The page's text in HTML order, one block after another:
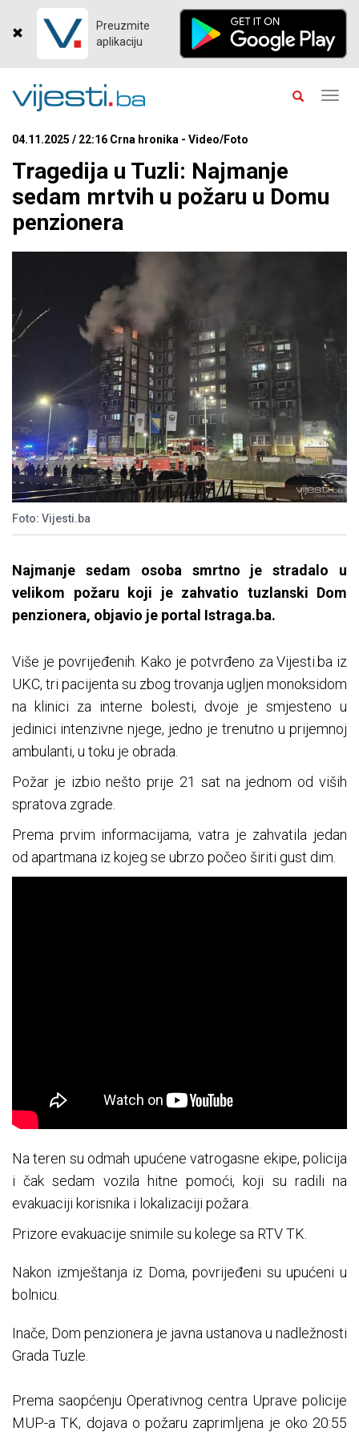
Preuzmite
aplikaciju
04.11.2025 / 22:16 Crna hronika - Video/Foto
Tragedija u Tuzli: Najmanje
sedam mrtvih u požaru u Domu
penzionera
Foto: Vijesti.ba
Najmanje sedam osoba smrtno je stradalo u
velikom požaru koji je zahvatio tuzlanski Dom
penzionera, objavio je portal Istraga.ba.
Više je povrijeđenih. Kako je potvrđeno za Vijesti.ba iz
UKC, tri pacijenta su zbog trovanja ugljen monoksidom
na klinici za interne bolesti, dvoje je smjesteno u
jedinici intenzivne njege, jedno je trenutno u prijemnoj
ambulanti, u toku je obrada.
Požar je izbio nešto prije 21 sat na jednom od viših
spratova zgrade.
Prema prvim informacijama, vatra je zahvatila jedan
od apartmana iz kojeg se ubrzo počeo širiti gust dim.
Na teren su odmah upućene vatrogasne ekipe, policija
i čak sedam vozila hitne pomoći, koji su radili na
evakuaciji korisnika i lokalizaciji požara.
Prizore evakuacije snimile su kolege sa RTV TK.
Nakon izmještanja iz Doma, povrijeđeni su upućeni u
bolnicu.
Inače, Dom penzionera je javna ustanova u nadležnosti
Grada Tuzle.
Prema saopćenju Operativnog centra Uprave policije
MUP-a TK, dojava o požaru zaprimljena je oko 20:55